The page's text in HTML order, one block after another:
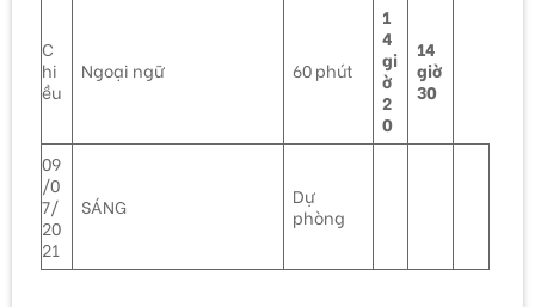
C
hi
ều
Ngoại ngữ 60 phút
1
4
gi
ờ
2
0
14
giờ
30
09
/0
7/
20
21
SÁNG
Dự
phòng